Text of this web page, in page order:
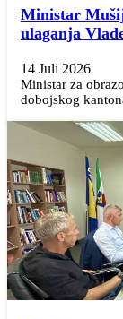
Ministar
ulaganja
14 Juli 2026
Ministar za
dobojskog